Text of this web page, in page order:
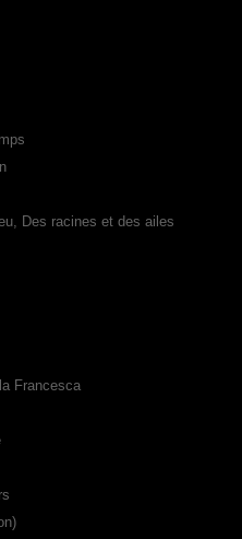
Des racines et des ailes
Francesca